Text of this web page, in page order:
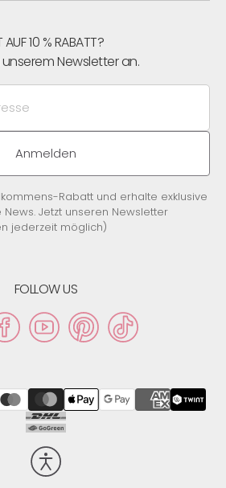
AUF 10 % RABATT?
Newsletter an.
Anmelden
Rabatt und erhalte exklusive
Jetzt unseren Newsletter
jederzeit möglich)
FOLLOW US
YouTubePinterestTikTok